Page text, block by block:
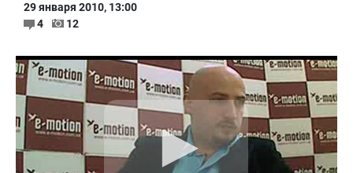
29 января 2010, 13:00
4
12